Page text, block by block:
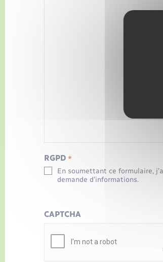
RGPD *
En soumettant ce formulaire,
demande d’informations.
CAPTCHA